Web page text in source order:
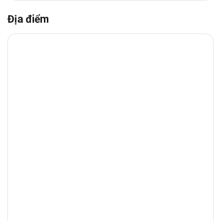
và khả năng kết nối nhanh đến
Đức,SAM Holdingsđáp ứng tốt nhu cầu
Địa điểm